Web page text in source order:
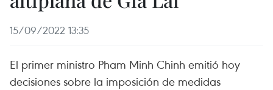
15/09/2022 13:35
El primer ministro Pham Minh Chinh emitió hoy
decisiones sobre la imposición de medidas